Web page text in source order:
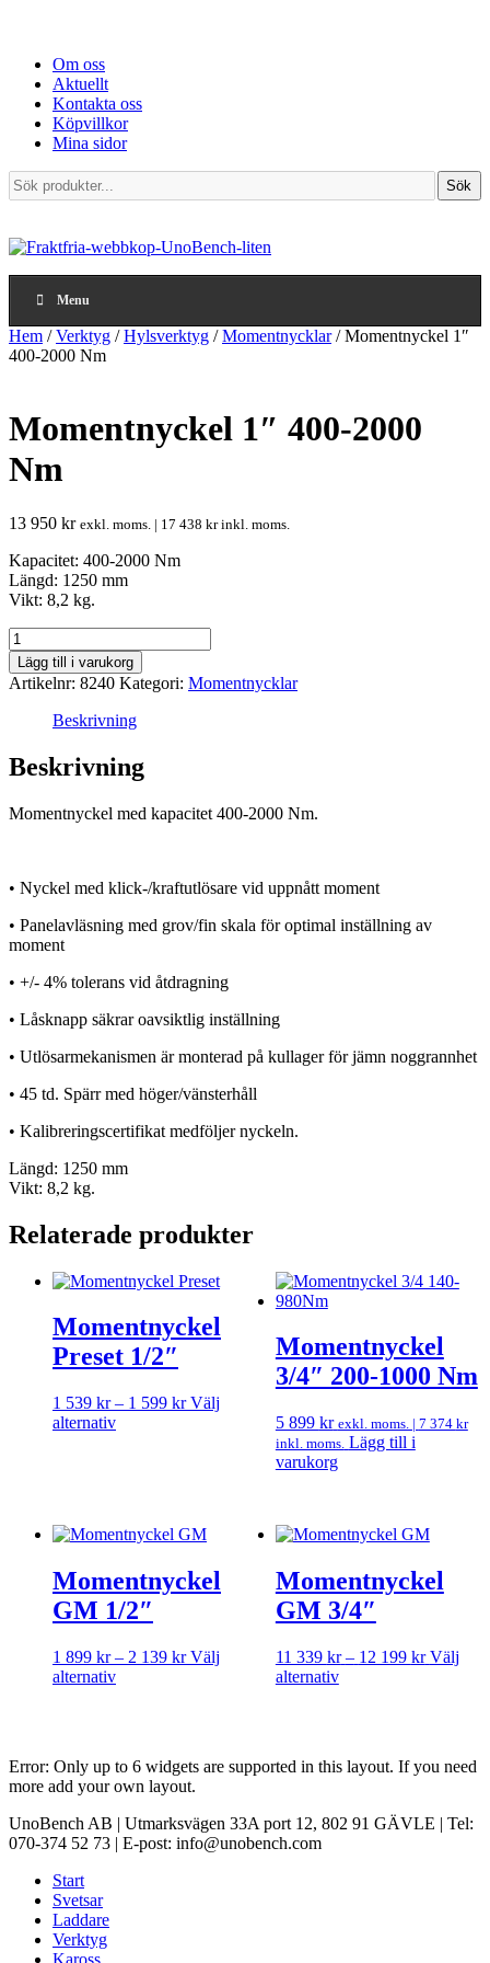
Om oss
Aktuellt
Kontakta oss
Köpvillkor
Mina sidor
Sök
produkter...
Sök
Menu
Hem /Verktyg /Hylsverktyg /Momentnycklar/ Momentnyckel 1″
400-2000 Nm
Momentnyckel 1″ 400-2000
Nm
13 950 kr exkl. moms. | 17 438 krinkl. moms.
Kapacitet: 400-2000 Nm
Längd: 1250 mm
Vikt: 8,2 kg.
Momentnyckel
1"
400-
2000
mängd
Lägg till i varukorg
Artikelnr: 8240 Kategori: Momentnycklar
Beskrivning
Beskrivning
Momentnyckel med kapacitet 400-2000 Nm.
• Nyckel med klick-/kraftutlösare vid uppnått moment
• Panelavläsning med grov/fin skala för optimal inställning av
moment
• +/- 4% tolerans vid åtdragning
• Låsknapp säkrar oavsiktlig inställning
• Utlösarmekanismen är monterad på kullager för jämn noggrannhet
• 45 td. Spärr med höger/vänsterhåll
• Kalibreringscertifikat medföljer nyckeln.
Längd: 1250 mm
Vikt: 8,2 kg.
Relaterade produkter
Momentnyckel
Preset 1/2″
1 539 kr – 1 599 krPrisintervall:
Välj
alternativDen
De
alternativen
kan
väljas
produktsidan
Momentnyckel
3/4″ 200-1000 Nm
5 899 kr exkl. moms. | 7 374 kr
inkl. moms. Lägg till i
varukorg
Momentnyckel
GM 1/2″
1 899 kr – 2 139 krPrisintervall:
Välj
alternativDen
varianter.
De
olika
alternativen
kan
Momentnyckel
GM 3/4″
11 339 kr – 12 199 kr Välj
alternativDen
varianter.
olika
alternativen
Error: Only up to 6 widgets are supported in this layout. If you need
more add your own layout.
UnoBench AB | Utmarksvägen 33A port 12, 802 91 GÄVLE | Tel:
070-374 52 73 | E-post: info@unobench.com
Start
Svetsar
Laddare
Verktyg
Kaross